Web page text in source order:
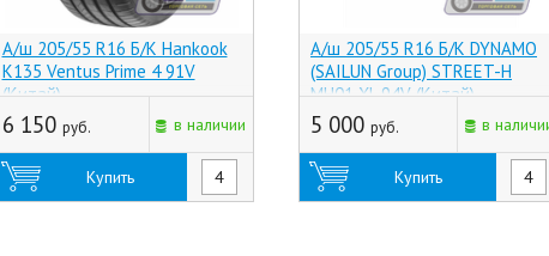
А/ш 205/55 R16 Б/К Hankook
K135 Ventus Prime 4 91V
(Китай)
6 150 руб. в наличии
Купить
А/ш 205/55 R16 Б/К DYNAMO
(SAILUN Group) STREET-H
MH01 XL 94V (Китай)
5 000 руб. в
Купить